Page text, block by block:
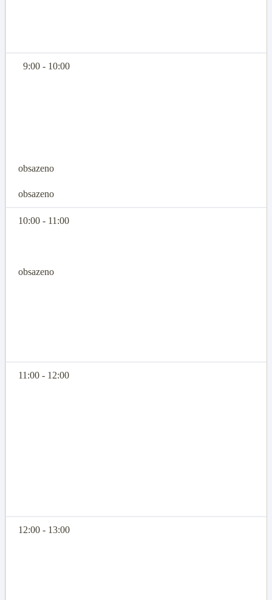
9:00 - 10:00
obsazeno
obsazeno
10:00 - 11:00
obsazeno
11:00 - 12:00
12:00 - 13:00